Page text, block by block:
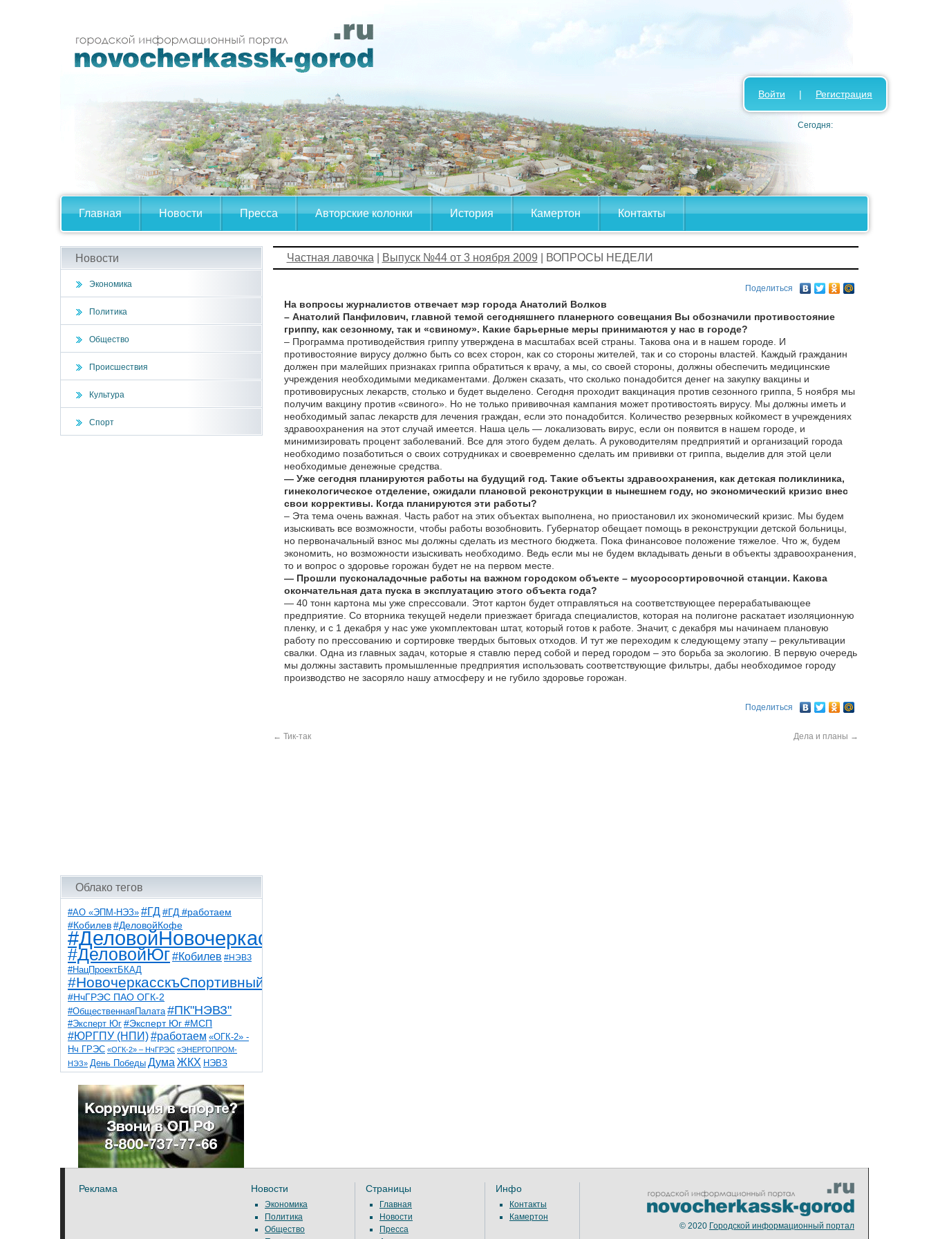
Главная Новости Пресса Авторские колонки История Камертон Контакты
Войти | Регистрация
Сегодня:
Новости
Экономика
Политика
Общество
Происшествия
Культура
Спорт
Облако тегов
#АО «ЭПМ-НЭЗ» #ГД #ГД #работаем
#Кобилев #ДеловойКофе
#ДеловойНовочеркасск
#ДеловойЮг#Кобилев #НЭВЗ
#НацПроектБКАД
#НовочеркасскъСпортивный
#НчГРЭС ПАО ОГК-2
#ОбщественнаяПалата #ПК"НЭВЗ"
#Эксперт Юг #Эксперт Юг #МСП
#ЮРГПУ (НПИ)#работаем «ОГК-2» -
Нч ГРЭС «ОГК-2» – НчГРЭС «ЭНЕРГОПРОМ-
НЭЗ» День Победы Дума ЖКХ НЭВЗ
НчГРЭС ТНТ
благоустройствоветераны выборы
детидороги казаки коррупция космос
общественная палата парк пожар роща
спорт театр транспорт художники
Частная лавочка Выпуск №44 от 3 ноября 2009 | ВОПРОСЫ НЕДЕЛИ
Поделиться
На вопросы журналистов отвечает мэр города Анатолий Волков
– Анатолий Панфилович, главной темой сегодняшнего планерного совещания Вы обозначили противостояние
гриппу, как сезонному, так и «свиному». Какие барьерные меры принимаются у нас в городе?
– Программа противодействия гриппу утверждена в масштабах всей страны. Такова она и в нашем городе. И
противостояние вирусу должно быть со всех сторон, как со стороны жителей, так и со стороны властей. Каждый гражданин
должен при малейших признаках гриппа обратиться к врачу, а мы, со своей стороны, должны обеспечить медицинские
учреждения необходимыми медикаментами. Должен сказать, что сколько понадобится денег на закупку вакцины и
противовирусных лекарств, столько и будет выделено. Сегодня проходит вакцинация против сезонного гриппа, 5 ноября мы
получим вакцину против «свиного». Но не только прививочная кампания может противостоять вирусу. Мы должны иметь и
необходимый запас лекарств для лечения граждан, если это понадобится. Количество резервных койкомест в учреждениях
здравоохранения на этот случай имеется. Наша цель — локализовать вирус, если он появится в нашем городе, и
минимизировать процент заболеваний. Все для этого будем делать. А руководителям предприятий и организаций города
необходимо позаботиться о своих сотрудниках и своевременно сделать им прививки от гриппа, выделив для этой цели
необходимые денежные средства.
— Уже сегодня планируются работы на будущий год. Такие объекты здравоохранения, как детская поликлиника,
гинекологическое отделение, ожидали плановой реконструкции в нынешнем году, но экономический кризис внес
свои коррективы. Когда планируются эти работы?
– Эта тема очень важная. Часть работ на этих объектах выполнена, но приостановил их экономический кризис. Мы будем
изыскивать все возможности, чтобы работы возобновить. Губернатор обещает помощь в реконструкции детской больницы,
но первоначальный взнос мы должны сделать из местного бюджета. Пока финансовое положение тяжелое. Что ж, будем
экономить, но возможности изыскивать необходимо. Ведь если мы не будем вкладывать деньги в объекты здравоохранения,
то и вопрос о здоровье горожан будет не на первом месте.
— Прошли пусконаладочные работы на важном городском объекте – мусоросортировочной станции. Какова
окончательная дата пуска в эксплуатацию этого объекта года?
— 40 тонн картона мы уже спрессовали. Этот картон будет отправляться на соответствующее перерабатывающее
предприятие. Со вторника текущей недели приезжает бригада специалистов, которая на полигоне раскатает изоляционную
пленку, и с 1 декабря у нас уже укомплектован штат, который готов к работе. Значит, с декабря мы начинаем плановую
работу по прессованию и сортировке твердых бытовых отходов. И тут же переходим к следующему этапу – рекультивации
свалки. Одна из главных задач, которые я ставлю перед собой и перед городом – это борьба за экологию. В первую очередь
мы должны заставить промышленные предприятия использовать соответствующие фильтры, дабы необходимое городу
производство не засоряло нашу атмосферу и не губило здоровье горожан.
Поделиться
← Тик-так Дела и планы →
Реклама Новости
Экономика
Политика
Общество
Страницы
Главная
Новости
Пресса
Инфо
Контакты
Камертон
© 2020 Городской информационный портал